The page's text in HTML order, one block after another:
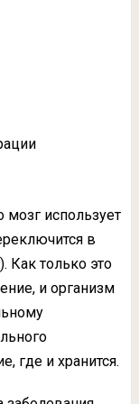
мозг использует
в
Как только это
и организм
где и хранится.